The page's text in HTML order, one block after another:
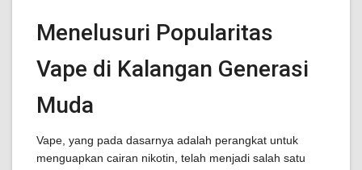
Menelusuri Popularitas
Vape di Kalangan Generasi
Muda
Vape, yang pada dasarnya adalah perangkat untuk
menguapkan cairan nikotin, telah menjadi salah satu